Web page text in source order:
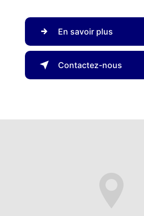
En savoir plus
Contactez-nous